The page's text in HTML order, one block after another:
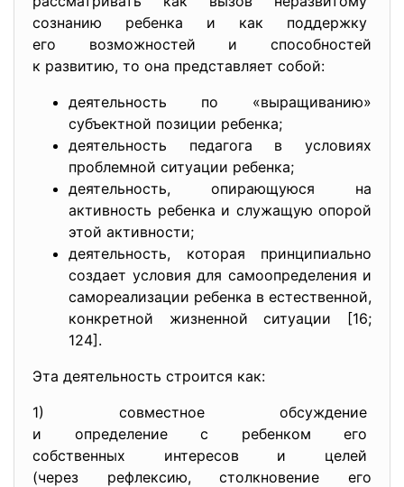
сознанию ребенка и как поддержку
его возможностей и способностей
к развитию, то она представляет собой:
деятельность по «выращиванию»
субъектной позиции ребенка;
деятельность педагога в условиях
проблемной ситуации ребенка;
деятельность, опирающуюся на
активность ребенка и служащую опорой
этой активности;
деятельность, которая принципиально
создает условия для самоопределения и
самореализации ребенка в естественной,
конкретной жизненной ситуации [16;
124].
Эта деятельность строится как:
1) совместное обсуждение
и определение с ребенком его
собственных интересов и целей
(через рефлексию, столкновение его